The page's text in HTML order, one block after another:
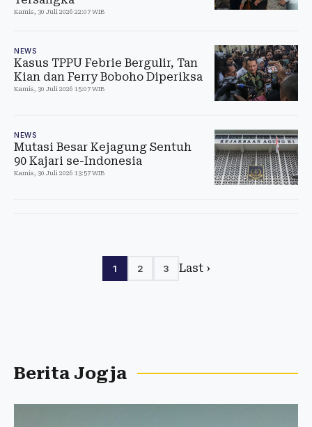
Kamis, 30 Juli 2026 22:07 WIB
NEWS
Kasus TPPU Febrie Bergulir, Tan
Kian dan Ferry Boboho Diperiksa
Kamis, 30 Juli 2026 15:07 WIB
NEWS
Mutasi Besar Kejagung Sentuh
90 Kajari se-Indonesia
Kamis, 30 Juli 2026 13:57 WIB
1 2 3 Last ›
Berita Jogja